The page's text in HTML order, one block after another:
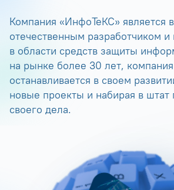
Компания «ИнфоТеКС» является
отечественным разработчиком
в области средств защиты
на рынке более 30 лет,
останавливается в своем
новые проекты и набирая в штат
своего дела.